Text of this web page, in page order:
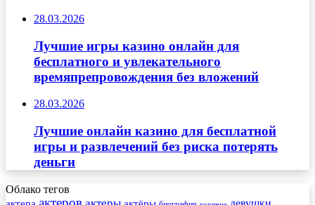
28.03.2026
Лучшие игры казино онлайн для
бесплатного и увлекательного
времяпрепровождения без вложений
28.03.2026
Лучшие онлайн казино для бесплатной
игры и развлечений без риска потерять
деньги
Облако тегов